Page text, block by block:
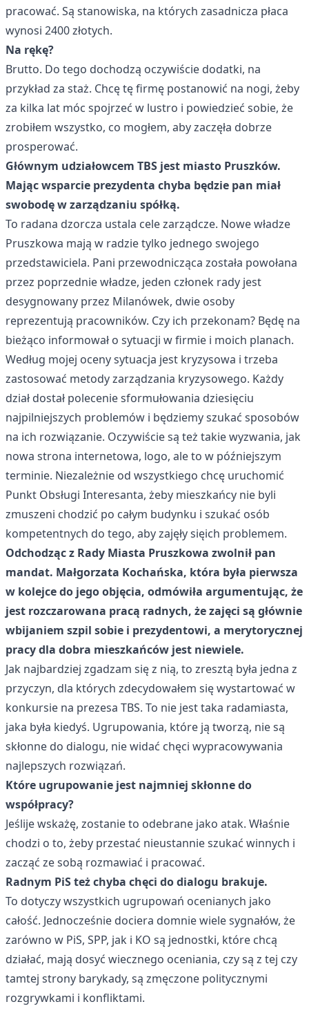
pracować. Są stanowiska, na których zasadnicza płaca
wynosi 2400 złotych.
Na rękę?
Brutto. Do tego dochodzą oczywiście dodatki, na
przykład za staż. Chcę tę firmę postanowić na nogi, żeby
za kilka lat móc spojrzeć w lustro i powiedzieć sobie, że
zrobiłem wszystko, co mogłem, aby zaczęła dobrze
prosperować.
Głównym udziałowcem TBS jest miasto Pruszków.
Mając wsparcie prezydenta chyba będzie pan miał
swobodę w zarządzaniu spółką.
To radana dzorcza ustala cele zarządcze. Nowe władze
Pruszkowa mają w radzie tylko jednego swojego
przedstawiciela. Pani przewodnicząca została powołana
przez poprzednie władze, jeden członek rady jest
desygnowany przez Milanówek, dwie osoby
reprezentują pracowników. Czy ich przekonam? Będę na
bieżąco informował o sytuacji w firmie i moich planach.
Według mojej oceny sytuacja jest kryzysowa i trzeba
zastosować metody zarządzania kryzysowego. Każdy
dział dostał polecenie sformułowania dziesięciu
najpilniejszych problemów i będziemy szukać sposobów
na ich rozwiązanie. Oczywiście są też takie wyzwania, jak
nowa strona internetowa, logo, ale to w późniejszym
terminie. Niezależnie od wszystkiego chcę uruchomić
Punkt Obsługi Interesanta, żeby mieszkańcy nie byli
zmuszeni chodzić po całym budynku i szukać osób
kompetentnych do tego, aby zajęły sięich problemem.
Odchodząc z Rady Miasta Pruszkowa zwolnił pan
mandat. Małgorzata Kochańska, która była pierwsza
w kolejce do jego objęcia, odmówiła argumentując, że
jest rozczarowana pracą radnych, że zajęci są głównie
wbijaniem szpil sobie i prezydentowi, a merytorycznej
pracy dla dobra mieszkańców jest niewiele.
Jak najbardziej zgadzam się z nią, to zresztą była jedna z
przyczyn, dla których zdecydowałem się wystartować w
konkursie na prezesa TBS. To nie jest taka radamiasta,
jaka była kiedyś. Ugrupowania, które ją tworzą, nie są
skłonne do dialogu, nie widać chęci wypracowywania
najlepszych rozwiązań.
Które ugrupowanie jest najmniej skłonne do
współpracy?
Jeślije wskażę, zostanie to odebrane jako atak. Właśnie
chodzi o to, żeby przestać nieustannie szukać winnych i
zacząć ze sobą rozmawiać i pracować.
Radnym PiS też chyba chęci do dialogu brakuje.
To dotyczy wszystkich ugrupowań ocenianych jako
całość. Jednocześnie dociera domnie wiele sygnałów, że
zarówno w PiS, SPP, jak i KO są jednostki, które chcą
działać, mają dosyć wiecznego oceniania, czy są z tej czy
tamtej strony barykady, są zmęczone politycznymi
rozgrywkami i konfliktami.